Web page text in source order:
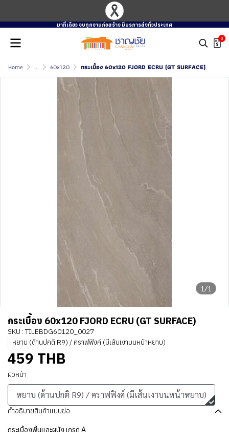
มาที่เดียว จบทุกงานก่อสร้าง มีบรการส่งทั่วประเทศ
0
Home ... 60x120 กระเบื้อง 60x120 FJORD ECRU (GT SURFACE)
1/1
กระเบื้อง 60x120 FJORD ECRU (GT SURFACE)
SKU : TILEBDG60120_0027
หยาบ (ด้านปกติ R9) / คราฟฟิงค์ (มีเส้นเงาบนหน้าหยาบ)
459 THB
ผิวหน้า
หยาบ (ด้านปกติ R9) / คราฟฟิงค์ (มีเส้นเงาบนหน้าหยาบ)
คำอธิบายสินค้าแบบย่อ
กระเบื้องพื้นและผนัง เกรด A